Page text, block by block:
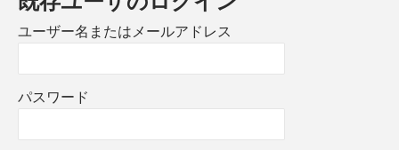
ユーザー名またはメールアドレス
パスワード